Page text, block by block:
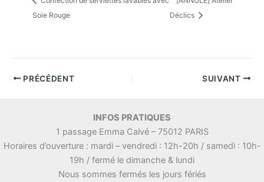
Soie Rouge
Déclics
PRÉCÉDENT SUIVANT
INFOS PRATIQUES
1 passage Emma Calvé – 75012 PARIS
Horaires d’ouverture : mardi – vendredi : 12h-20h / samedi : 10h-
19h / fermé le dimanche & lundi
Nous sommes fermés les jours fériés